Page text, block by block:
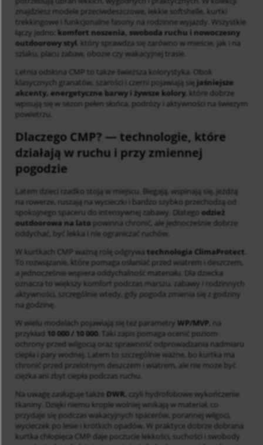
znajdziesz modele przeciwdeszczowe, lekkie softshelle, kurtki
trekkingowe i funkcjonalne fasony na rodzinne wyjazdy. Wszystkie
łączy jedno: komfort noszenia, swoboda ruchu i nowoczesny
outdoorowy styl , który sprawdza się zarówno w mieście, jak i na
szlaku, placu zabaw, obozie czy wakacyjnej trasie.
Letnia odsłona CMP to także świeższa kolorystyka. Obok
klasycznych granatów, szarości i czerni pojawiają się jaśniejsze
akcenty, energetyczne barwy i żywsze kolory , które dobrze
wpisują się w sezon pełen słońca, podróży i aktywności na świeżym
powietrzu.
Dlaczego CMP? — technologie, które
działają w ruchu i przy zmiennej
pogodzie
Latem dzieci rzadko stoją w miejscu. Biegają, wspinają się, jeżdżą
na rowerze, ruszają na wycieczki i bardzo szybko przechodzą od
spokojnego spaceru do intensywnej zabawy. Dlatego odzież
outdoorowa na lato powinna chronić, ale jednocześnie dobrze
oddychać, być lekka i nie ograniczać ruchów.
W kurtkach CMP ważną rolę odgrywa technologia ClimaProtect
To rozwiązanie, które pomaga osłaniać przed wiatrem i deszczem,
a jednocześnie wspiera oddychalność materiału. Dla dziecka
oznacza to większy komfort podczas marszu, zabawy i rodzinnych
aktywności, szczególnie wtedy, gdy pogoda zmienia się z godziny
na godzinę.
W wielu modelach pojawiają się też parametry WP/MVP , na
przykład 10 000 / 10 000 . Taki zapis pomaga ocenić poziom
ochrony przed wilgocią oraz sprawność odprowadzania nadmiaru
ciepła i pary wodnej. Latem to szczególnie ważne, bo kurtka ma
chronić przed przelotnym deszczem i wiatrem, ale nie może być
ciężka ani zbyt ciepła podczas ruchu.
Na uwagę zasługuje także DWR , czyli hydrofobowe wykończenie
tkaniny. Dzięki niemu krople wolniej wnikają w materiał, co
przydaje się podczas wakacyjnych spacerów, porannej wilgoci,
wycieczek po lesie i krótkich opadów. W praktyce dobrze dobrana
kurtka chłopięca CMP daje poczucie lekkości, suchości i swobody